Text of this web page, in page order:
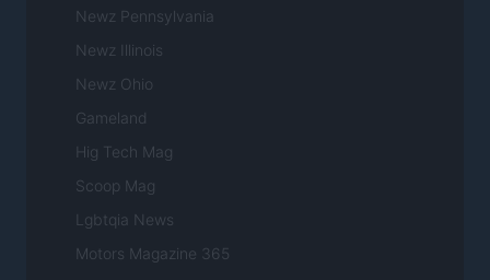
Newz Pennsylvania
Newz Illinois
Newz Ohio
Gameland
Hig Tech Mag
Scoop Mag
Lgbtqia News
Motors Magazine 365